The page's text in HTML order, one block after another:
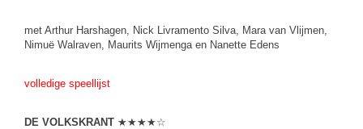
met Arthur Harshagen, Nick Livramento Silva, Mara van Vlijmen,
Nimuë Walraven, Maurits Wijmenga en Nanette Edens
volledige speellijst
DE VOLKSKRANT ★★★★☆